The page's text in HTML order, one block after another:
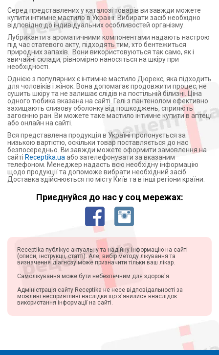
Серед представлених у каталозі товарів ви завжди можете
купити інтимне мастило в Україні. Вибирати засіб необхідно
відповідно до індивідуальних особливостей організму.
Лубриканти з ароматичними компонентами надають настрою
під час статевого акту, підходять тим, хто бентежиться
природних запахів. Вони використовуються так само, як і
звичайні склади, рівномірно наносяться на шкіру при
необхідності.
Однією з популярних є інтимне мастило Дюрекс, яка підходить
для чоловіків і жінок. Вона допомагає продовжити процес, не
сушить шкіру та не залишає слідів на постільній білизні. Ціна
одного тюбика вказана на сайті. Гелі з пантенолом ефективно
захищають слизову оболонку від пошкоджень, сприяють
загоєнню ран. Ви можете таке мастило інтимне купити в аптеці
або онлайн на сайті.
Вся представлена продукція в Україні пропонується за
низькою вартістю, оскільки товар поставляється до нас
безпосередньо. Ви завжди можете оформити замовлення на
сайті Receptika.uaабо зателефонувати за вказаним
телефоном. Менеджер надасть всю необхідну інформацію
щодо продукції та допоможе вибрати необхідний засіб.
Доставка здійснюється по місту Київ та в інші регіони країни.
Приєднуйся до нас у соц мережах:
Receptika публікує актуальну та надійну інформацію на сайті
(описи, інструкції, статті). Але, вибір методу лікування та
визначення діагнозу може призначити тільки ваш лікар.
Самолікування може бути небезпечним для здоров'я.
Адміністрація сайту Receptika не несе відповідальності за
можливі несприятливі наслідки що з'явилися внаслідок
використання інформації на сайті.